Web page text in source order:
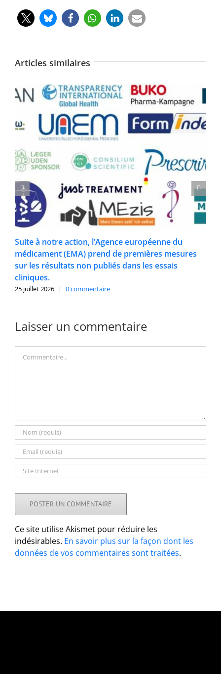
Articles similaires
Suite à notre action, l’Agence européenne du
médicament (EMA) prend de premières mesures
sur les résultats non publiés dans les essais
cliniques.
25 juillet 2026 | 0 commentaire
Laisser un commentaire
Ce site utilise Akismet pour réduire les
indésirables. En savoir plus sur la façon dont les
données de vos commentaires sont traitées.